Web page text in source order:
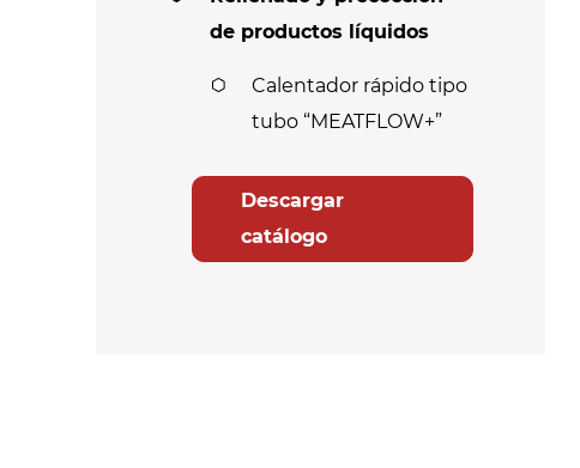
de productos líquidos
Calentador rápido tipo
tubo “MEATFLOW+”
Descargar
catálogo